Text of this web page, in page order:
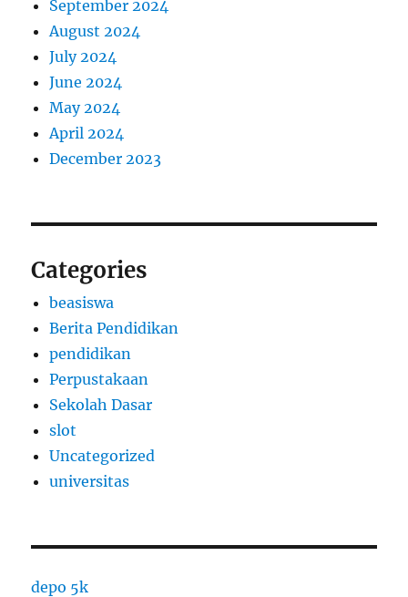
September 2024
August 2024
July 2024
June 2024
May 2024
April 2024
December 2023
Categories
beasiswa
Berita Pendidikan
pendidikan
Perpustakaan
Sekolah Dasar
slot
Uncategorized
universitas
depo 5k